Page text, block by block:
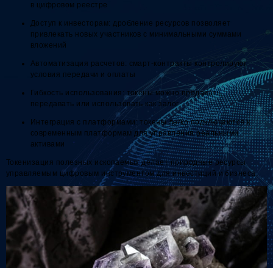
в цифровом реестре
Доступ к инвесторам: дробление ресурсов позволяет
привлекать новых участников с минимальными суммами
вложений
Автоматизация расчетов: смарт-контракты контролируют
условия передачи и оплаты
Гибкость использования: токены можно продавать,
передавать или использовать как залог
Интеграция с платформами: токены легко подключаются к
современным платформам для управления реальными
активами
Токенизация полезных ископаемых делает природные ресурсы
управляемым цифровым инструментом для инвестиций и бизнеса.